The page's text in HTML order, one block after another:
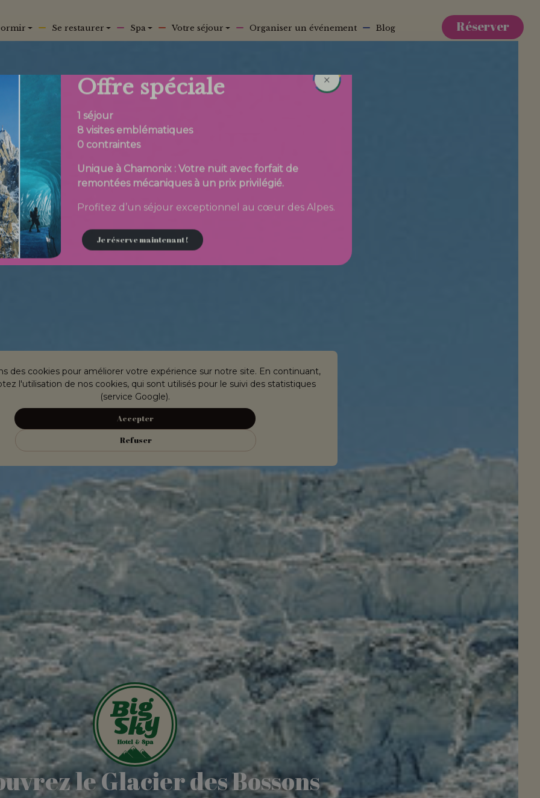
Se restaurer Spa Votre séjour Organiser un événement Blog Réserver
le Glacier des Bossons
×
Offre spéciale
1 séjour
8 visites emblématiques
Unique à Chamonix : Votre nuit avec forfait de
des cookies pour améliorer votre expérience sur notre site. En continuant,
l'utilisation de nos cookies, qui sont utilisés pour le suivi des statistiques
(service Google).
Accepter
Refuser